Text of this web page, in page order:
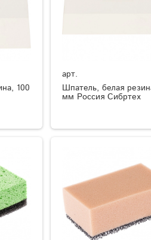
100
арт.
Шпатель, белая
мм Россия Сибртех